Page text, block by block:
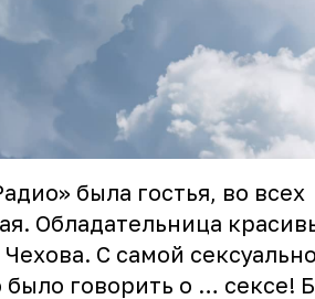
была гостья, во всех
Обладательница
С самой
говорить о … сексе!